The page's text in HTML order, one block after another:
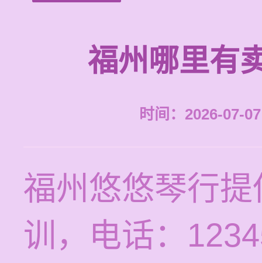
福州哪里有
时间：2026-07-
福州悠悠琴行
训，电话：